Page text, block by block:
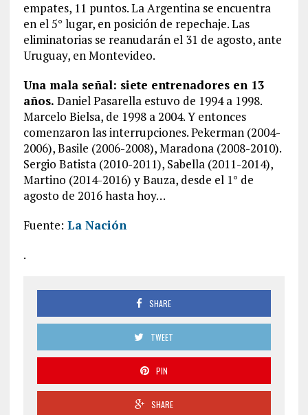
empates, 11 puntos. La Argentina se encuentra
en el 5° lugar, en posición de repechaje. Las
eliminatorias se reanudarán el 31 de agosto, ante
Uruguay, en Montevideo.
Una mala señal: siete entrenadores en 13
años. Daniel Pasarella estuvo de 1994 a 1998.
Marcelo Bielsa, de 1998 a 2004. Y entonces
comenzaron las interrupciones. Pekerman (2004-
2006), Basile (2006-2008), Maradona (2008-2010).
Sergio Batista (2010-2011), Sabella (2011-2014),
Martino (2014-2016) y Bauza, desde el 1° de
agosto de 2016 hasta hoy…
Fuente: La Nación
.
SHARE
TWEET
PIN
SHARE